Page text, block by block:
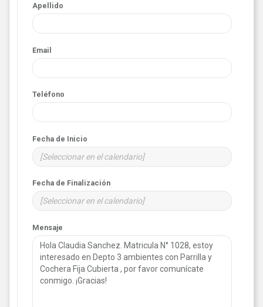
Apellido
Email
Teléfono
Fecha de Inicio
Fecha de Finalización
Mensaje